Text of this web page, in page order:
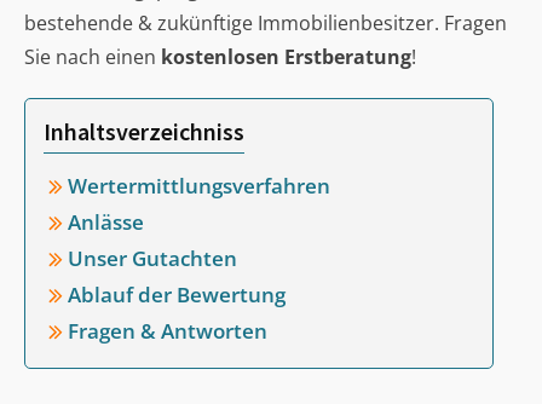
bestehende & zukünftige Immobilienbesitzer. Fragen
Sie nach einen kostenlosen Erstberatung!
Inhaltsverzeichniss
Wertermittlungsverfahren
Anlässe
Unser Gutachten
Ablauf der Bewertung
Fragen & Antworten